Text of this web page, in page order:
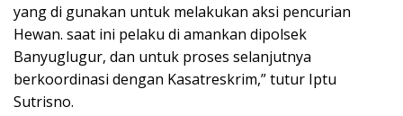
yang di gunakan untuk melakukan aksi pencurian
Hewan. saat ini pelaku di amankan dipolsek
Banyuglugur, dan untuk proses selanjutnya
berkoordinasi dengan Kasatreskrim,” tutur Iptu
Sutrisno.